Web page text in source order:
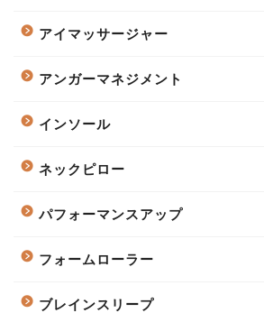
アイマッサージャー
アンガーマネジメント
インソール
ネックピロー
パフォーマンスアップ
フォームローラー
ブレインスリープ